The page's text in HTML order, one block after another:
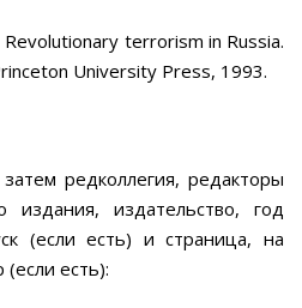
Revolutionary terrorism in Russia.
University Press, 1993.
редколлегия, редакторы
издания, издательство, год
(если есть) и страница, на
(если есть):